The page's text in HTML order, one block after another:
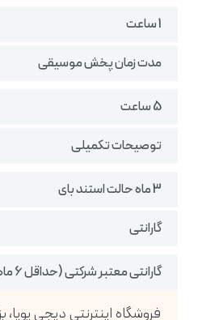
1 ساعت
مدت زمان پخش موسیقی
5 ساعت
توصیحات تکمیلی
3 ماه حالت استند بای
گارانتی
گارانتی معتبر شرکتی (حداقل 6 ماه)
فروشگاه اینترنتی دیجی پویا،